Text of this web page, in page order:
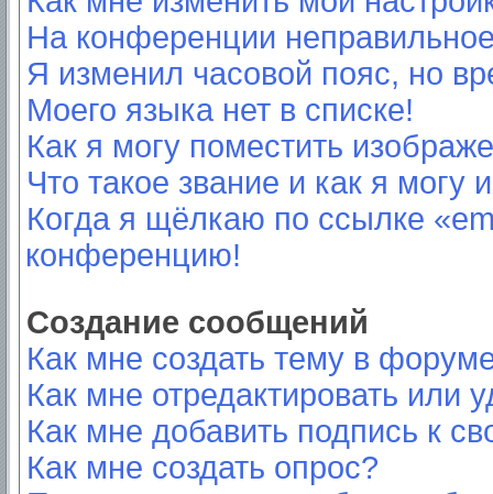
На конференции
Я изменил часовой пояс, но
Моего языка нет в списке!
Как я могу поместить
Что такое звание и как я могу
Когда я щёлкаю по ссылке
конференцию!
Создание сообщений
Как мне создать тему в
Как мне отредактировать или
Как мне добавить подпись к
Как мне создать опрос?